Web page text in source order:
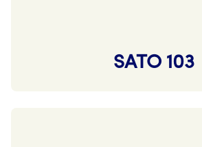
SATO 103